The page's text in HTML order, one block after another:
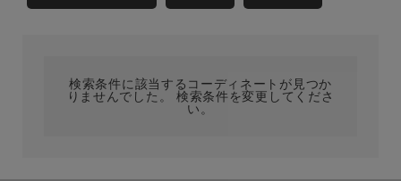
検索条件に該当するコーディネートが見つか
りませんでした。 検索条件を変更してくださ
い。